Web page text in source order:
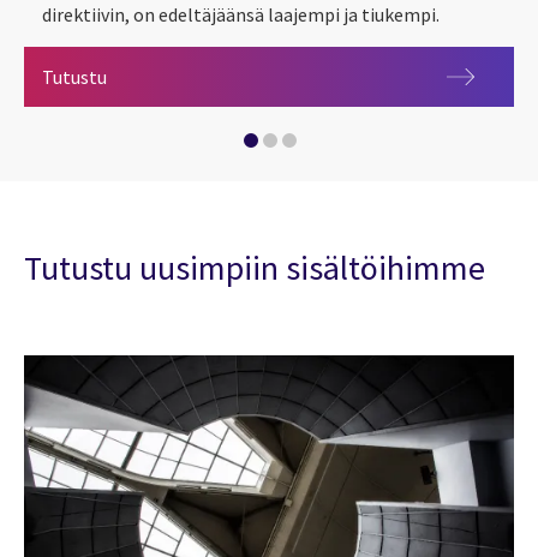
direktiivin, on edeltäjäänsä laajempi ja tiukempi.
Tutustu NIS2 direktiivi astuu voimaan lokakuussa 2024 -
Tutustu uusimpiin sisältöihimme